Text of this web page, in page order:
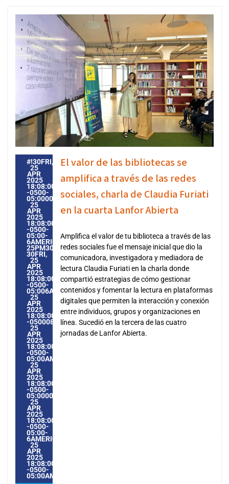
#!30FRI,
25
APR
2025
18:08:00
-0500-
05:000030#30FRI,
25
APR
2025
18:08:00
-0500-
05:00-
6AMERICA/GUAYAQUIL3030AMERICA/GUAYAQUIL202530
25PM30PM-
30FRI,
25
APR
2025
18:08:00
-0500-
05:006AMERICA/GUAYAQUIL3030AMERICA/
25
APR
2025
18:08:00
-0500086084PMFRIDAY=1009#!30FRI,
25
APR
2025
18:08:00
-0500-
05:00AMERICA/GUAYAQUIL4#APR#!30FRI,
25
APR
2025
18:08:00
-0500-
05:000030#/30FRI,
25
APR
2025
18:08:00
-0500-
05:00-
6AMERICA/GUAYAQUIL3030AMERICA/
25
APR
2025
18:08:00
-0500-
05:00AMERICA/GUAYAQUIL4#
El valor de las bibliotecas se
amplifica a través de las redes
sociales, charla de Claudia Furiati
en la cuarta Lanfor Abierta
Amplifica el valor de tu biblioteca a través de las
redes sociales fue el mensaje inicial que dio la
comunicadora, investigadora y mediadora de
lectura Claudia Furiati en la charla donde
compartió estrategias de cómo gestionar
contenidos y fomentar la lectura en plataformas
digitales que permiten la interacción y conexión
entre individuos, grupos y organizaciones en
línea. Sucedió en la tercera de las cuatro
jornadas de Lanfor Abierta.